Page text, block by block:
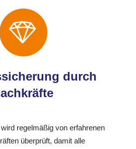
durch
regelmäßig von erfahrenen
überprüft, damit alle